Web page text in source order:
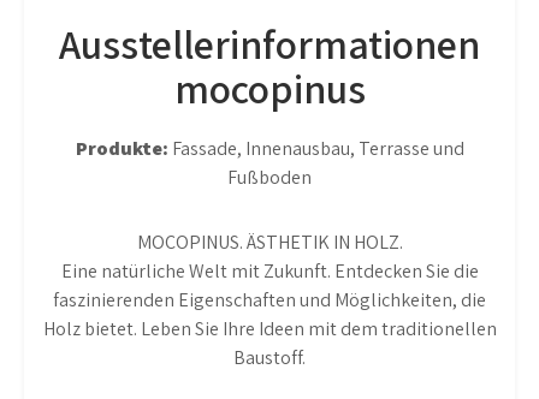
Ausstellerinformationen
mocopinus
Produkte: Fassade, Innenausbau, Terrasse und
Fußboden
MOCOPINUS. ÄSTHETIK IN HOLZ.
Eine natürliche Welt mit Zukunft. Entdecken Sie die
faszinierenden Eigenschaften und Möglichkeiten, die
Holz bietet. Leben Sie Ihre Ideen mit dem traditionellen
Baustoff.